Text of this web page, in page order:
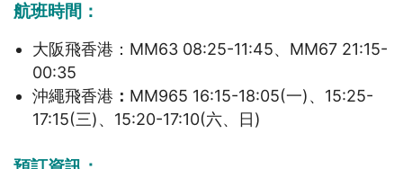
航班時間：
大阪飛香港：MM63 08:25-11:45、MM67 21:15-
00:35
沖繩飛香港 ： MM965 16:15-18:05(一)、15:25-
17:15(三)、15:20-17:10(六、日)